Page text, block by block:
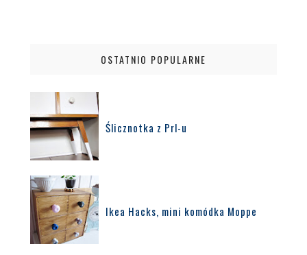
OSTATNIO POPULARNE
Ślicznotka z Prl-u
Ikea Hacks, mini komódka Moppe